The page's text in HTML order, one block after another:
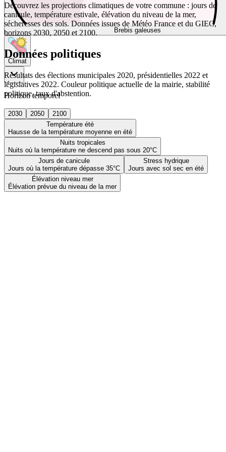
Brebis galeuses
Climat
Horizon temporel
2030 2050
2100
Température été
Hausse de la température moyenne en été
Nuits tropicales
Nuits où la température ne descend pas sous 20°C
Jours de canicule
Jours où la température dépasse 35°C
Stress hydrique
Jours avec sol sec en été
Élévation niveau mer
Élévation prévue du niveau de la mer
Découvrez les projections climatiques de votre commune : jours de
canicule, température estivale, élévation du niveau de la mer,
sécheresses des sols. Données issues de Météo France et du GIEC,
horizons 2030, 2050 et 2100.
Données politiques
Résultats des élections municipales 2020, présidentielles 2022 et
législatives 2022. Couleur politique actuelle de la mairie, stabilité
politique, taux d'abstention.